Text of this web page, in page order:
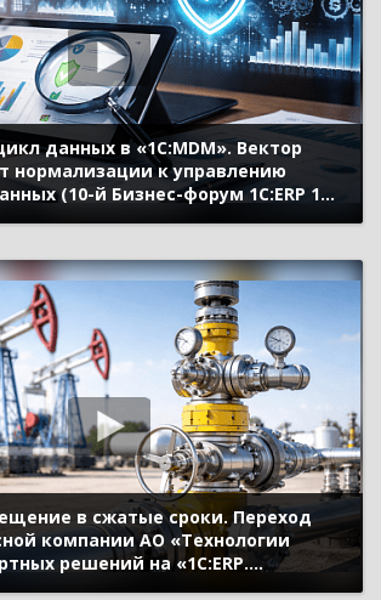
данных в «1С:MDM». Вектор
нормализации к управлению
(10-й Бизнес-форум 1С:ERP 13
в сжатые сроки. Переход
компании АО «Технологии
решений на «1С:ERP.